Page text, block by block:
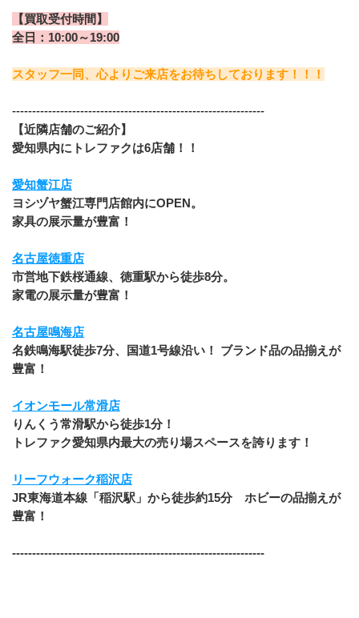
【買取受付時間】
全日：10:00～19:00
スタッフ一同、心よりご来店をお待ちしております！！！
﻿---------------------------------------------------------------
【近隣店舗のご紹介】
愛知県内にトレファクは6店舗！！
愛知蟹江店
ヨシヅヤ蟹江専門店館内にOPEN。
家具の展示量が豊富！
名古屋徳重店
市営地下鉄桜通線、徳重駅から徒歩8分。
家電の展示量が豊富！
名古屋鳴海店
名鉄鳴海駅徒歩7分、国道1号線沿い！ ブランド品の品揃えが
豊富！
イオンモール常滑店
りんくう常滑駅から徒歩1分！
トレファク愛知県内最大の売り場スペースを誇ります！
リーフウォーク稲沢店
JR東海道本線「稲沢駅」から徒歩約15分　ホビーの品揃えが
豊富！
​---------------------------------------------------------------